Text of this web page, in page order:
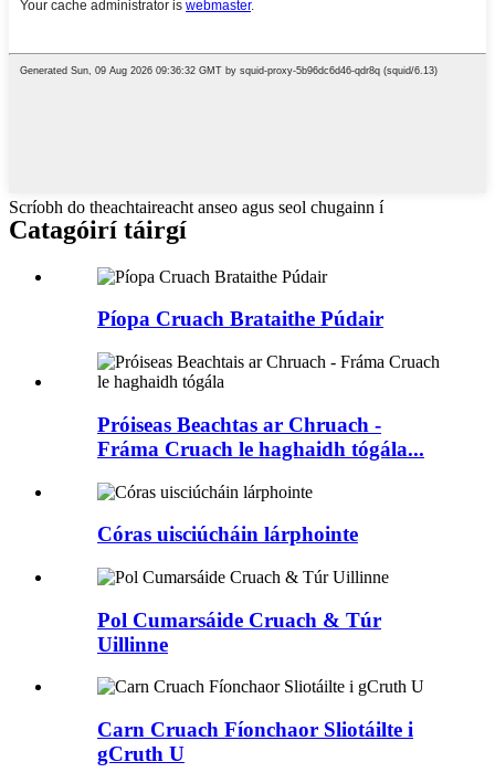
Scríobh do theachtaireacht anseo agus seol chugainn í
Catagóirí táirgí
Píopa Cruach Brataithe Púdair
Próiseas Beachtas ar Chruach -
Fráma Cruach le haghaidh tógála...
Córas uisciúcháin lárphointe
Pol Cumarsáide Cruach & Túr
Uillinne
Carn Cruach Fíonchaor Sliotáilte i
gCruth U